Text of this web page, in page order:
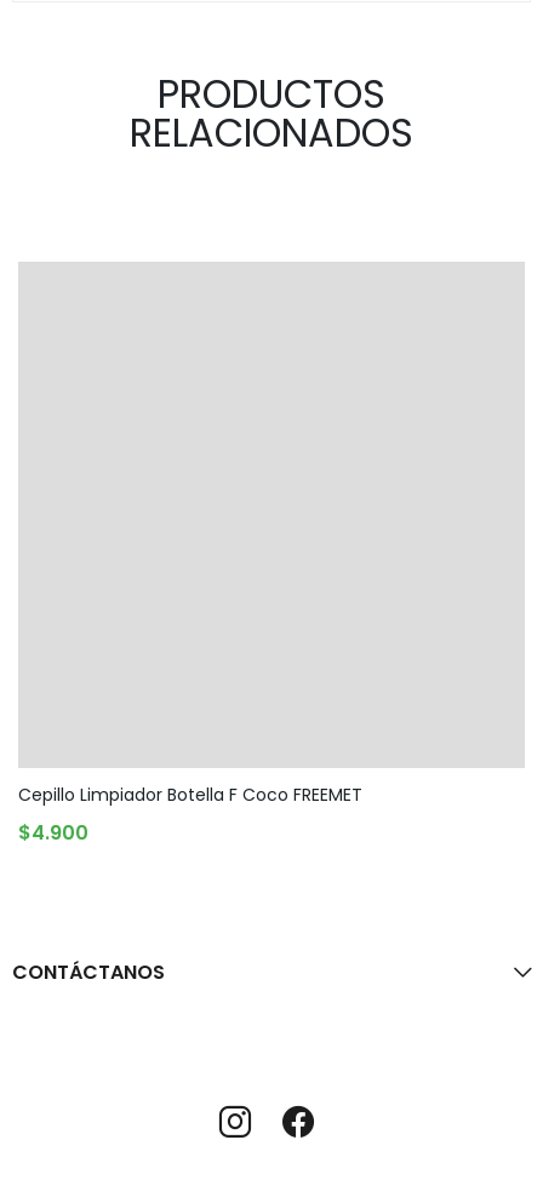
PRODUCTOS
RELACIONADOS
Cepillo Limpiador Botella F Coco FREEMET
$4.900
CONTÁCTANOS